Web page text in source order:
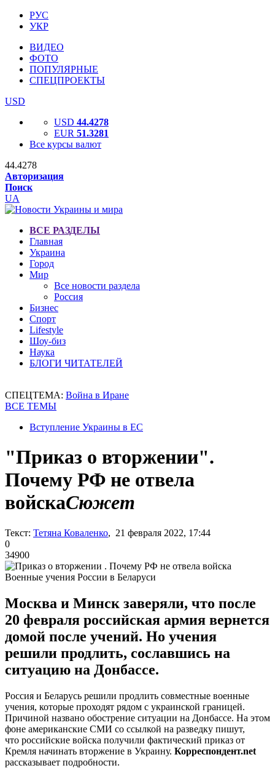
РУС
УКР
ВИДЕО
ФОТО
ПОПУЛЯРНЫЕ
СПЕЦПРОЕКТЫ
USD
USD 44.4278
EUR 51.3281
Все курсы валют
44.4278
Авторизация
Поиск
UA
ВСЕ РАЗДЕЛЫ
Главная
Украина
Город
Мир
Все новости раздела
Россия
Бизнес
Спорт
Lifestyle
Шоу-биз
Наука
БЛОГИ ЧИТАТЕЛЕЙ
СПЕЦТЕМА: Война в Иране
ВСЕ ТЕМЫ
Вступление Украины в ЕС
"Приказ о вторжении".
Почему РФ не отвела
войскаСюжет
Текст: Тетяна Коваленко, 21 февраля 2022, 17:44
0
34900
Военные учения России в Беларуси
Москва и Минск заверяли, что после
20 февраля российская армия вернется
домой после учений. Но учения
решили продлить, сославшись на
ситуацию на Донбассе.
Россия и Беларусь решили продлить совместные военные
учения, которые проходят рядом с украинской границей.
Причиной названо обострение ситуации на Донбассе. На этом
фоне американские СМИ со ссылкой на разведку пишут,
что российские войска получили фактический приказ от
Кремля начинать вторжение в Украину. Корреспондент.net
рассказывает подробности.